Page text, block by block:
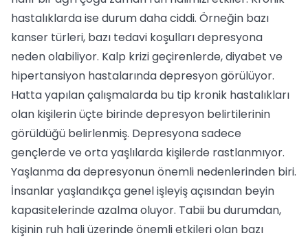
hastalıklar­da ise durum daha ciddi. Örneğin ba­zı
kanser türleri, bazı tedavi koşulları depresyona
neden olabiliyor. Kalp kri­zi geçirenlerde, diyabet ve
hipertansi­yon hastalarında depresyon görülüyor.
Hatta yapılan çalışmalarda bu tip kro­nik hastalıkları
olan kişilerin üçte birin­de depresyon belirtilerinin
görüldüğü belirlenmiş. Depresyona sadece
gençlerde ve or­ta yaşlılarda kişilerde rastlanmıyor.
Yaş­lanma da depresyonun önemli neden­lerinden biri.
İnsanlar yaşlandıkça genel işleyiş açısından beyin
kapasitelerinde azalma oluyor. Tabii bu durumdan,
ki­şinin ruh hali üzerinde önemli etkile­ri olan bazı